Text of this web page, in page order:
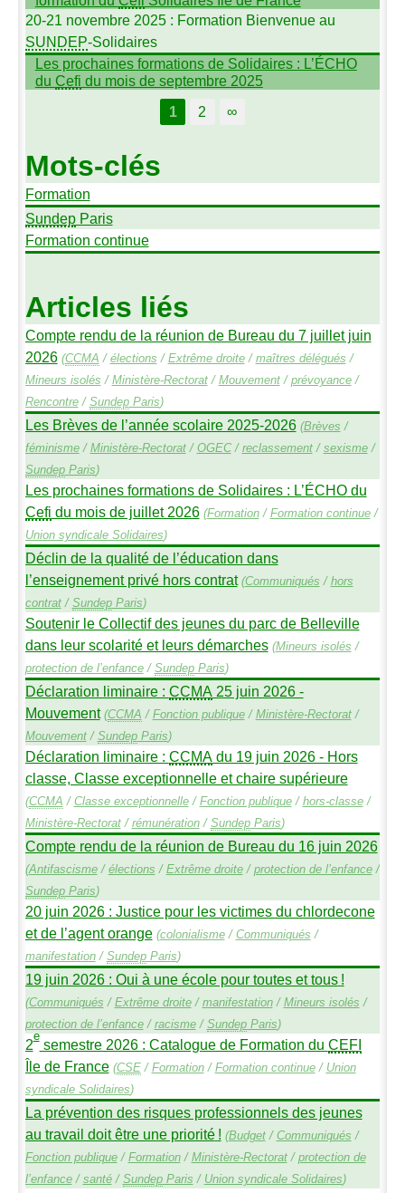
20-21 novembre 2025 : Formation Bienvenue au
SUNDEP-Solidaires
Les prochaines formations de Solidaires : L’ÉCHO
du Cefi du mois de septembre 2025
1
2 ∞
Mots-clés
Formation
SundepParis
Formation continue
Articles liés
Compte rendu de la réunion de Bureau du 7 juillet juin
2026 (CCMA / élections / Extrême droite/ maîtres délégués /
Mineurs isolés / Ministère-Rectorat/ Mouvement/ prévoyance/
Rencontre/ SundepParis)
Les Brèves de l’année scolaire 2025-2026 (Brèves /
féminisme/ Ministère-Rectorat/ OGEC/ reclassement/ sexisme/
SundepParis)
Les prochaines formations de Solidaires : L’ÉCHOdu
Cefi du mois de juillet 2026 (Formation/ Formation continue/
Union syndicale Solidaires)
Déclin de la qualité de l’éducation dans
l’enseignement privé hors contrat (Communiqués / hors
contrat/ SundepParis)
Soutenir le Collectif des jeunes du parc de Belleville
dans leur scolarité et leurs démarches (Mineurs isolés /
protection de l’enfance/ SundepParis)
Déclaration liminaire : CCMA 25 juin 2026 -
Mouvement (CCMA / Fonction publique/ Ministère-Rectorat/
Mouvement/ SundepParis)
Déclaration liminaire : CCMAdu 19 juin 2026 - Hors
classe, Classe exceptionnelle et chaire supérieure
(CCMA / Classe exceptionnelle/ Fonction publique/ hors-classe/
Ministère-Rectorat/ rémunération/ SundepParis)
Compte rendu de la réunion de Bureau du 16 juin 2026
(Antifascisme/ élections / Extrême droite/ protection de l’enfance/
SundepParis)
20 juin 2026 : Justice pour les victimes du chlordecone
et de l’agent orange (colonialisme/ Communiqués /
manifestation/ SundepParis)
19 juin 2026 : Oui à une école pour toutes et tous !
(Communiqués / Extrême droite/ manifestation/ Mineurs isolés /
protection de l’enfance/ racisme/ SundepParis)
2esemestre 2026 : Catalogue de Formation du CEFI
Île de France (CSE/ Formation/ Formation continue/ Union
syndicale Solidaires)
La prévention des risques professionnels des jeunes
au travail doit être une priorité ! (Budget/ Communiqués /
Fonction publique/ Formation/ Ministère-Rectorat/ protection de
l’enfance/ santé/ SundepParis / Union syndicale Solidaires)